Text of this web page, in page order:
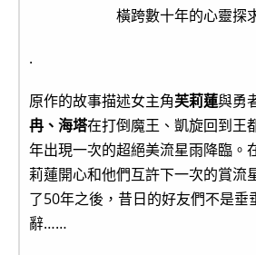
橫跨數十年的心靈探
.
原作的故事描述女主角芙莉蓮與勇
冉、海塔在打倒魔王、凱旋回到王
年出現一次的超絕美流星雨降臨。
莉蓮開心和他們互許下一次的賞流
了50年之後，昔日的好友們不是垂
辭……